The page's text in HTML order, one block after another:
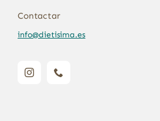
Contactar
info@dietisima.es